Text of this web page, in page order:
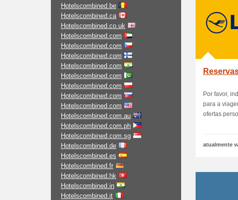
Hotelscombined.be
Hotelscombined.ca
Hotelscombined.co.uk
Hotelscombined.com
Hotelscombined.com
Hotelscombined.com
Hotelscombined.com
Hotelscombined.com
Hotelscombined.com
Hotelscombined.com
Hotelscombined.com
Hotelscombined.com.au
Hotelscombined.com.ph
Hotelscombined.com.sg
Hotelscombined.de
Hotelscombined.es
Hotelscombined.fr
Hotelscombined.hk
Hotelscombined.in
Hotelscombined.it
Por favor,
para a
ofertas
atualmente